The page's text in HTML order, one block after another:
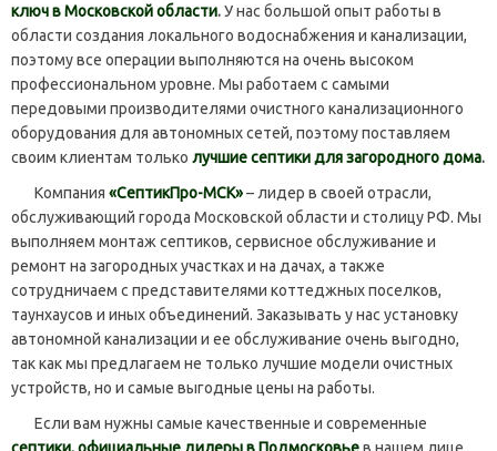
ключ в Московской области.У нас большой опыт работы в
области создания локального водоснабжения и канализации,
поэтому все операции выполняются на очень высоком
профессиональном уровне. Мы работаем с самыми
передовыми производителями очистного канализационного
оборудования для автономных сетей, поэтому поставляем
своим клиентам только лучшие септики для загородного дома.
Компания «СептикПро-МСК»– лидер в своей отрасли,
обслуживающий города Московской области и столицу РФ. Мы
выполняем монтаж септиков, сервисное обслуживание и
ремонт на загородных участках и на дачах, а также
сотрудничаем с представителями коттеджных поселков,
таунхаусов и иных объединений. Заказывать у нас установку
автономной канализации и ее обслуживание очень выгодно,
так как мы предлагаем не только лучшие модели очистных
устройств, но и самые выгодные цены на работы.
Если вам нужны самые качественные и современные